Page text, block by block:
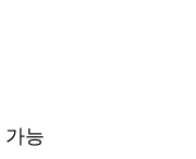
가능